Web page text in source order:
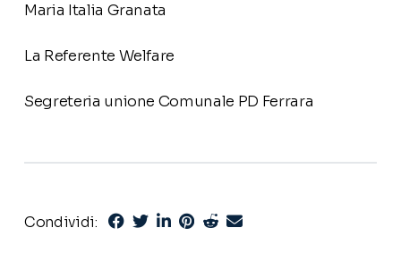
Maria Italia Granata
La Referente Welfare
Segreteria unione Comunale PD Ferrara
Condividi: